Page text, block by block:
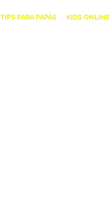
TIPS PARA PAPÁS KIDS ONLINE